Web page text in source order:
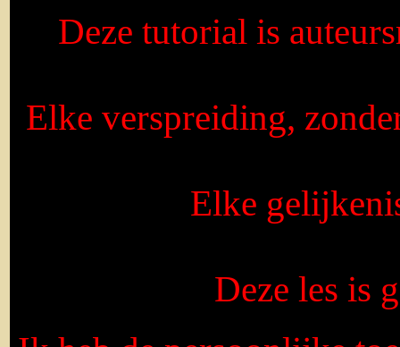
Deze tutorial is
Elke verspreiding,
Elke
Deze les is